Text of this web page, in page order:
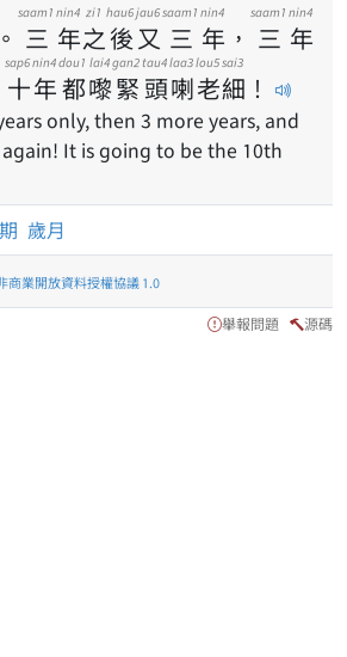
。 三
saam1
年
nin4
之
zi1
後
hau6
又
jau6
三
saam1
年
nin4
， 三
saam1
年
nin4
十
sap6
年
nin4
都
dou1
嚟
lai4
緊
gan2
頭
tau4
喇
laa3
老
lou5
細
sai3
！
only, then 3 more years, and
It is going to be the 10th
歲月
商業開放資料授權協議 1.0
舉報問題 源碼